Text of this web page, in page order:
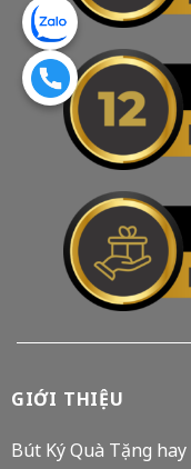
GIỚI THIỆU
Bút Ký Quà Tặng